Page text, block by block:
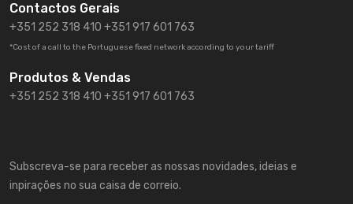
Contactos Gerais
+351 252 318 410 +351 917 601 763
*Cost of a call to the Portuguese fixed network according to your tariff
Produtos & Vendas
+351 252 318 410 +351 917 601 763
Subscreva-se para receber as nossas novidades, ideias e
inpirações no sua caisa de correio.